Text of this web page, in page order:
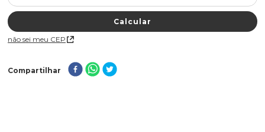
Não sei meu CEP
Compartilhar